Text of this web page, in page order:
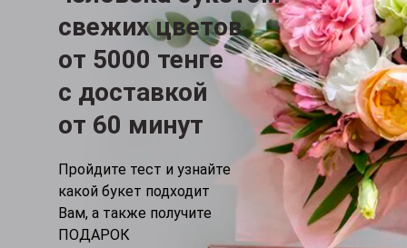
Пройдите тест и узнайте
какой букет подходит
Вам, а также получите
ПОДАРОК
свежих цветов
от 5000 тенге
c доставкой
от 60 минут